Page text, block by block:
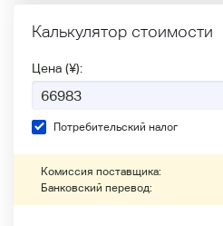
Калькулятор стоимости
Цена (¥):
Потребительский налог
Комиссия поставщика:
Банковский перевод: